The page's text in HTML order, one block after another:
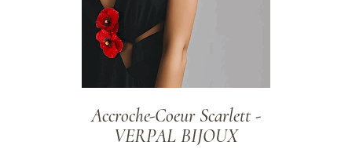
Accroche-Coeur Scarlett -
VERPAL BIJOUX